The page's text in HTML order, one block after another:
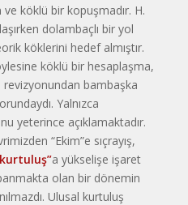
köklü bir kopuşmadır. H.
dolambaçlı bir yol
köklerini hedef almıştır.
köklü bir hesaplaşma,
revizyonundan bambaşka
Yalnızca
yeterince açıklamaktadır.
“Ekim”e sıçrayış,
a yükselişe işaret
olan bir dönemin
Ulusal kurtuluş